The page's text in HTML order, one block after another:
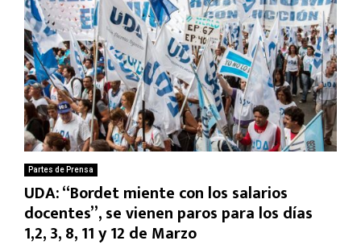
Partes de Prensa
UDA: “Bordet miente con los salarios
docentes”, se vienen paros para los días
1,2, 3, 8, 11 y 12 de Marzo